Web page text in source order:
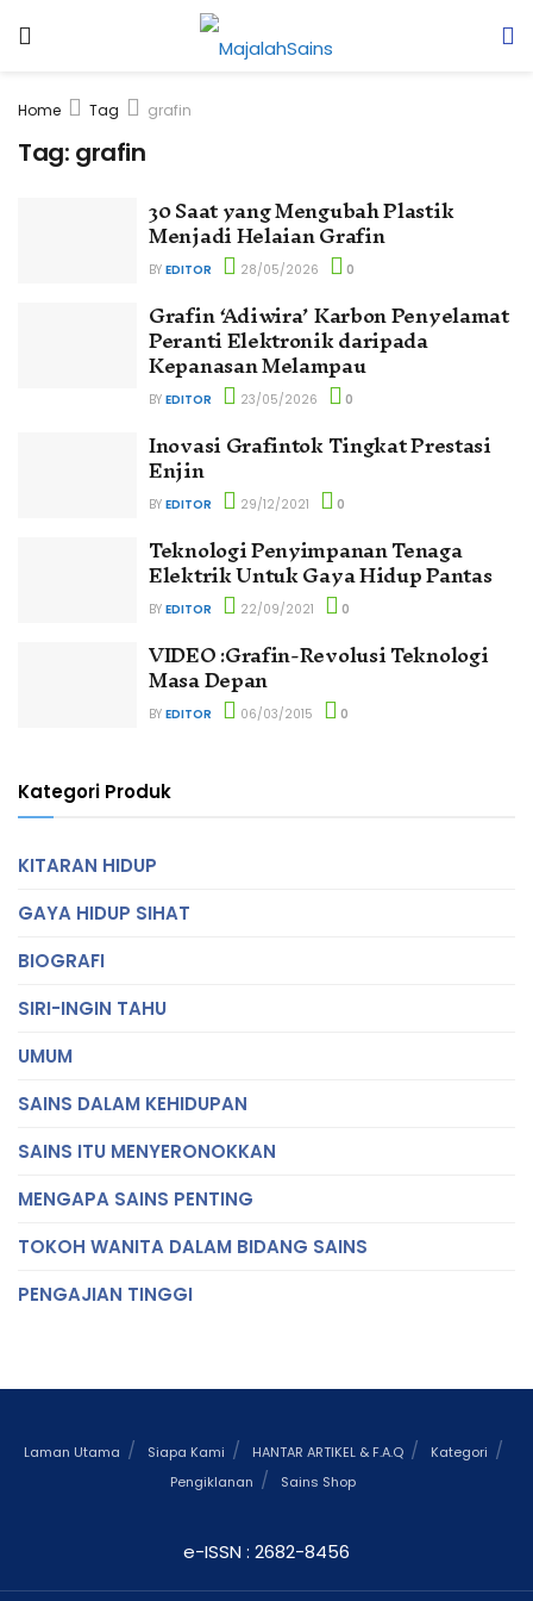
Home Tag grafin
Tag: grafin
30 Saat yang Mengubah Plastik
Menjadi Helaian Grafin
BY EDITOR 28/05/2026 0
Grafin ‘Adiwira’ Karbon Penyelamat
Peranti Elektronik daripada
Kepanasan Melampau
BY EDITOR 23/05/2026 0
Inovasi Grafintok Tingkat Prestasi
Enjin
BY EDITOR 29/12/2021 0
Teknologi Penyimpanan Tenaga
Elektrik Untuk Gaya Hidup Pantas
BY EDITOR 22/09/2021 0
VIDEO :Grafin-Revolusi Teknologi
Masa Depan
BY EDITOR 06/03/2015 0
Kategori Produk
KITARAN HIDUP
GAYA HIDUP SIHAT
BIOGRAFI
SIRI-INGIN TAHU
UMUM
SAINS DALAM KEHIDUPAN
SAINS ITU MENYERONOKKAN
MENGAPA SAINS PENTING
TOKOH WANITA DALAM BIDANG SAINS
PENGAJIAN TINGGI
Laman Utama Siapa Kami HANTAR ARTIKEL & F.A.Q
Kategori
Pengiklanan
Sains Shop
e-ISSN : 2682-8456